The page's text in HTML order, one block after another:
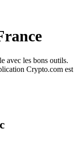
avec les bons outils.
Crypto.com est